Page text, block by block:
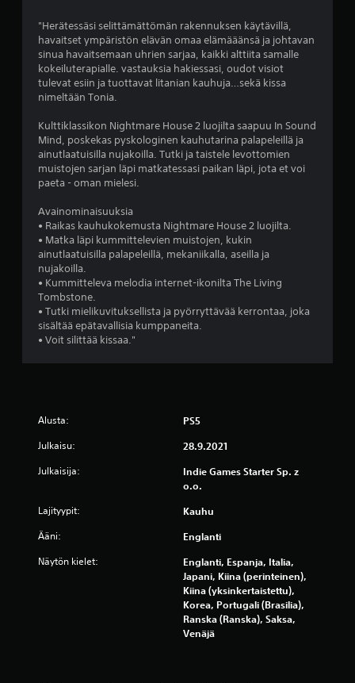
e
ä
i
i
d
s
(
a
o
s
t
"Herätessäsi selittämättömän rakennuksen käytävillä,
havaitset ympäristön elävän omaa elämääänsä ja johtavan
sinua havaitsemaan uhrien sarjaa, kaikki alttiita samalle
kokeiluterapialle. vastauksia hakiessasi, oudot visiot
tulevat esiin ja tuottavat litanian kauhuja…sekä kissa
nimeltään Tonia.
Kulttiklassikon Nightmare House 2 luojilta saapuu In Sound
Mind, poskekas pyskologinen kauhutarina palapeleillä ja
ainutlaatuisilla nujakoilla. Tutki ja taistele levottomien
muistojen sarjan läpi matkatessasi paikan läpi, jota et voi
paeta - oman mielesi.
Avainominaisuuksia
• Raikas kauhukokemusta Nightmare House 2 luojilta.
• Matka läpi kummittelevien muistojen, kukin
ainutlaatuisilla palapeleillä, mekaniikalla, aseilla ja
nujakoilla.
• Kummitteleva melodia internet-ikonilta The Living
Tombstone.
• Tutki mielikuvituksellista ja pyörryttävää kerrontaa, joka
sisältää epätavallisia kumppaneita.
• Voit silittää kissaa."
Alusta: PS5
Julkaisu: 28.9.2021
Julkaisija:
Indie Games Starter Sp. z
o.o.
Lajityypit: Kauhu
Ääni: Englanti
Näytön kielet:
Englanti, Espanja, Italia,
Japani, Kiina (perinteinen),
Kiina (yksinkertaistettu),
Korea, Portugali (Brasilia),
Ranska (Ranska), Saksa,
Venäjä